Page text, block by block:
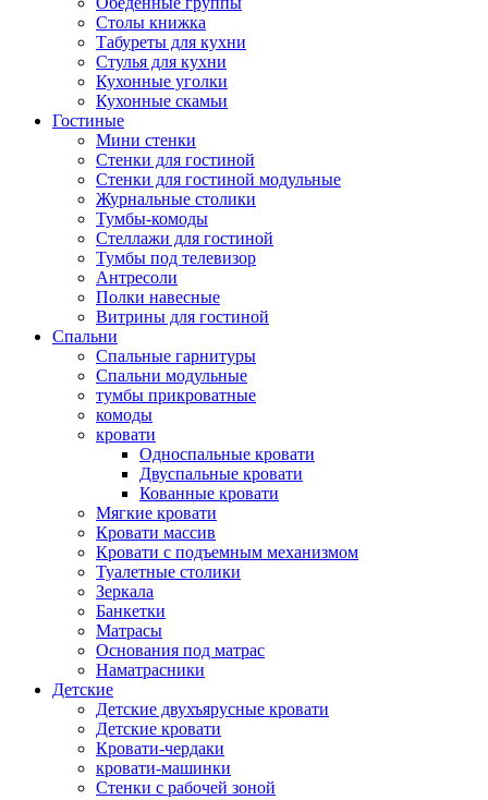
Столы книжка
Табуреты для кухни
Стулья для кухни
Кухонные уголки
Кухонные скамьи
Гостиные
Мини стенки
Стенки для гостиной
Стенки для гостиной модульные
Журнальные столики
Тумбы-комоды
Стеллажи для гостиной
Тумбы под телевизор
Антресоли
Полки навесные
Витрины для гостиной
Спальни
Спальные гарнитуры
Спальни модульные
тумбы прикроватные
комоды
кровати
Односпальные кровати
Двуспальные кровати
Кованные кровати
Мягкие кровати
Кровати массив
Кровати с подъемным механизмом
Туалетные столики
Зеркала
Банкетки
Матрасы
Основания под матрас
Наматрасники
Детские
Детские двухъярусные кровати
Детские кровати
Кровати-чердаки
кровати-машинки
Стенки с рабочей зоной